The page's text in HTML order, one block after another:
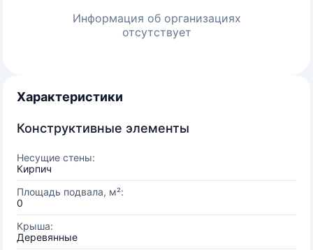
Информация об организациях
отсутствует
Характеристики
Конструктивные элементы
Несущие стены:
Кирпич
Площадь подвала, м²:
0
Крыша:
Деревянные